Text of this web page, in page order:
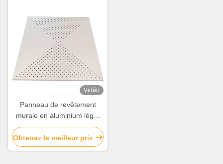
Vidéo
Panneau de revêtement
murale en aluminium léger
Panneau composite en
aluminium perforé
Obtenez le meilleur prix